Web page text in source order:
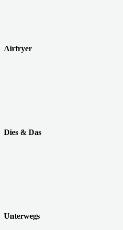
Airfryer
Dies & Das
Unterwegs